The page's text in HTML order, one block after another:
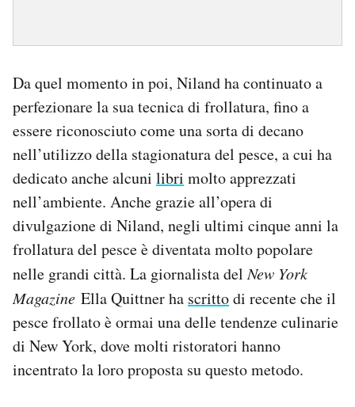
Da quel momento in poi, Niland ha continuato a
perfezionare la sua tecnica di frollatura, fino a
essere riconosciuto come una sorta di decano
nell’utilizzo della stagionatura del pesce, a cui ha
dedicato anche alcuni libri molto apprezzati
nell’ambiente. Anche grazie all’opera di
divulgazione di Niland, negli ultimi cinque anni la
frollatura del pesce è diventata molto popolare
nelle grandi città. La giornalista delNew York
Magazine Ella Quittner ha scrittodi recente che il
pesce frollato è ormai una delle tendenze culinarie
di New York, dove molti ristoratori hanno
incentrato la loro proposta su questo metodo.